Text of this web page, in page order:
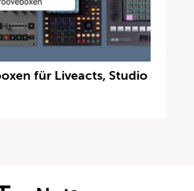
für Liveacts, Studio